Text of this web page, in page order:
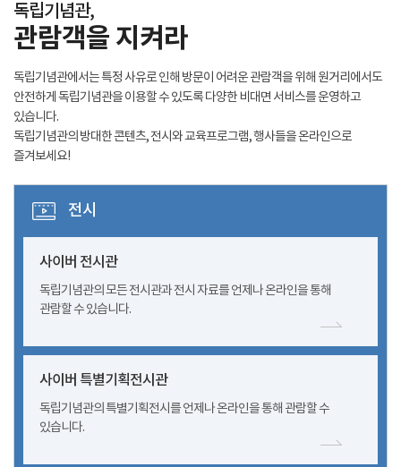
독립기념관,
관람객을 지켜라
독립기념관에서는 특정 사유로 인해 방문이 어려운 관람객을 위해 원거리에서도
안전하게 독립기념관을 이용할 수 있도록 다양한 비대면 서비스를 운영하고
있습니다.
독립기념관의 방대한 콘텐츠, 전시와 교육프로그램, 행사들을 온라인으로
즐겨보세요!
전시
사이버 전시관
독립기념관의 모든 전시관과 전시 자료를 언제나 온라인을 통해
관람할 수 있습니다.
사이버 특별기획전시관
독립기념관의 특별기획전시를 언제나 온라인을 통해 관람할 수
있습니다.